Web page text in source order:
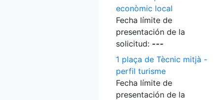
econòmic local
Fecha límite de
presentación de la
solicitud: ---
1 plaça de Tècnic mitjà -
perfil turisme
Fecha límite de
presentación de la